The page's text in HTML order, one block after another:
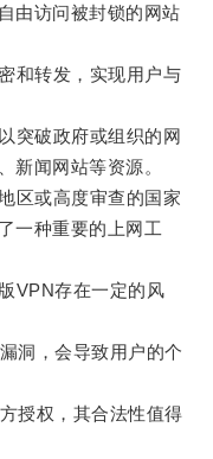
由访问被封锁的网站
转发，实现用户与
破政府或组织的网
新闻网站等资源。
或高度审查的国家
一种重要的上网工
VPN存在一定的风
，会导致用户的个
权，其合法性值得